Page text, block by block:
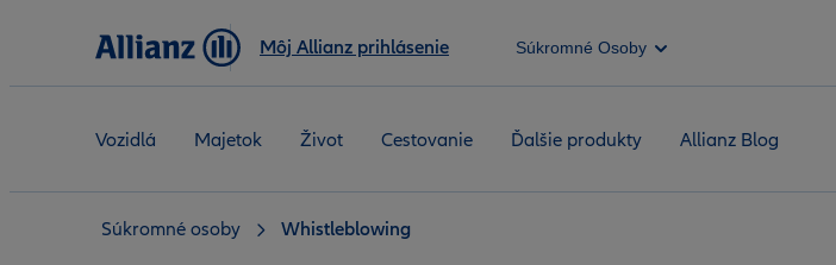
Môj Allianz prihlásenie Súkromné Osoby
Vozidlá Majetok Život Cestovanie Ďalšie produkty Allianz Blog
Súkromné osoby Whistleblowing